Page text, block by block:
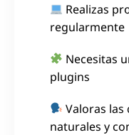
Realizas
regularmente
Necesitas
plugins
Valoras las
naturales y